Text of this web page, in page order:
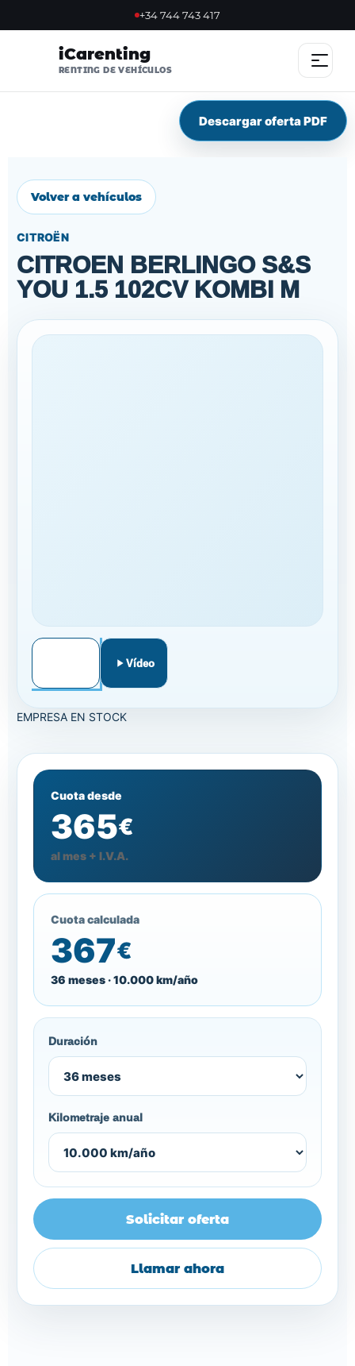
+34 744 743 417
iCarenting
RENTING DE VEHÍCULOS
NOSOTROS
VENTAJAS
Descargar oferta PDF
Volver a vehículos
CITROËN
CITROEN BERLINGO S&S
YOU 1.5 102CV KOMBI M
Vídeo
EMPRESA EN STOCK
Cuota desde
365€
al mes + I.V.A.
Cuota calculada
367€
36 meses · 10.000 km/año
Duración
Kilometraje anual
Solicitar oferta
Llamar ahora